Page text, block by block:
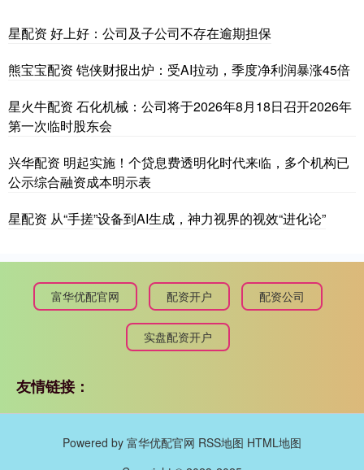
星配资 好上好：公司及子公司不存在逾期担保
熊宝宝配资 铠侠财报出炉：受AI拉动，季度净利润暴涨45倍
星火牛配资 石化机械：公司将于2026年8月18日召开2026年
第一次临时股东会
兴华配资 明起实施！个贷息费透明化时代来临，多个机构已
公示综合融资成本明示表
星配资 从“手搓”设备到AI生成，神力视界的视效“进化论”
富华优配官网 配资开户 配资公司
实盘配资开户
友情链接：
Powered by 富华优配官网 RSS地图 HTML地图